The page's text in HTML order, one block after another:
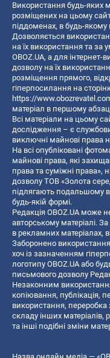
Використання будь-яких
розміщених на цьому
піддоменах, в будь-якому
Дозволяється
на їх використання та за
OBOZ.UA, а для
дозволу на їх
розміщення прямого,
гіперпосилання на
https://
матеріал в першому
Всі матеріали на цьому
дослідження – є
виключні майнові права
На всі опубліковані
майнові права, які
права та суміжні права»,
дозволу ТОВ «Золота
підлягають подальшому
будь-якій формі.
Редакція OBOZ.UA може
авторському матеріалі. За
в рекламних матеріалах,
Заборонено
хоч із зазначенням
логотипу OBOZ.UA або
письмового дозволу
Незаконним
копiювання, публiкацiя,
використання,
складу інших
та інші подібні зміни